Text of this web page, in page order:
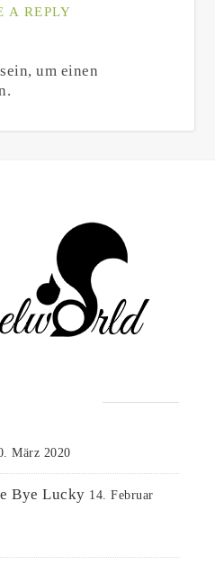
A REPLY
sein, um einen
März 2020
Bye Lucky 14. Februar